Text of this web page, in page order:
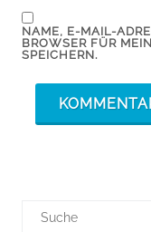
NAME, E-MAIL-
BROWSER FÜR
SPEICHERN.